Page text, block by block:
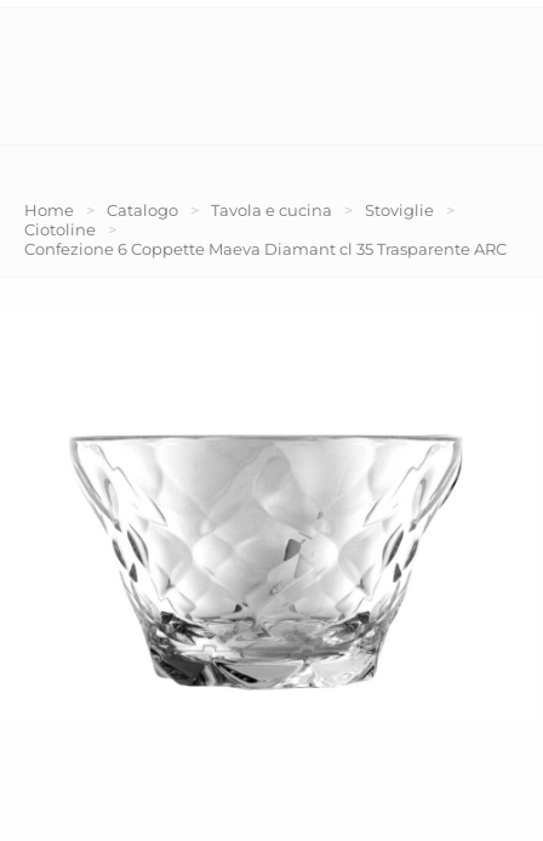
Home > Catalogo > Tavola e cucina > Stoviglie
>
Ciotoline
>
Confezione 6 Coppette Maeva Diamant cl 35 Trasparente ARC